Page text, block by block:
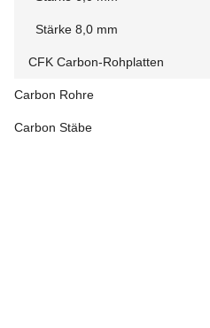
Stärke 8,0 mm
CFK Carbon-Rohplatten
Carbon Rohre
Carbon Stäbe